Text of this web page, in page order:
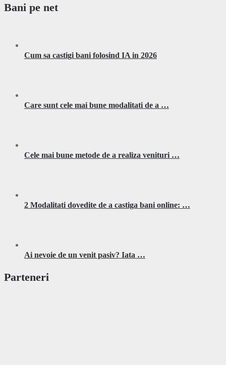
Bani pe net
Cum sa castigi bani folosind IA in 2026
Care sunt cele mai bune modalitati de a …
Cele mai bune metode de a realiza venituri …
2 Modalitati dovedite de a castiga bani online: …
Ai nevoie de un venit pasiv? Iata …
Parteneri